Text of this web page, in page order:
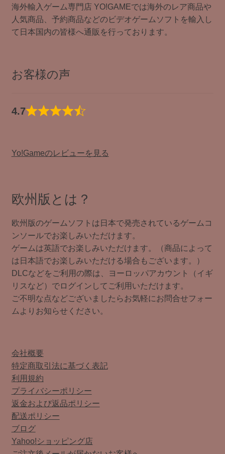
海外輸入ゲーム専門店 YO!GAMEでは海外のレア商品や
人気商品、予約商品などのビデオゲームソフトを輸入し
て日本国内の皆様へ通販を行っております。
お客様の声
4.7
Yo!Gameのレビューを見る
欧州版とは？
欧州版のゲームソフトは日本で発売されているゲームコ
ンソールでお楽しみいただけます。
ゲームは英語でお楽しみいただけます。（商品によって
は日本語でお楽しみいただける場合もございます。）
DLCなどをご利用の際は、ヨーロッパアカウント（イギ
リスなど）でログインしてご利用いただけます。
ご不明な点などございましたらお気軽にお問合せフォー
ムよりお知らせください。
会社概要
特定商取引法に基づく表記
利用規約
プライバシーポリシー
返金および返品ポリシー
配送ポリシー
ブログ
Yahoo!ショッピング店